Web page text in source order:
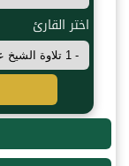
اختر القارئ